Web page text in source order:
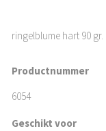
ringelblume hart 90 gr.
Productnummer
6054
Geschikt voor